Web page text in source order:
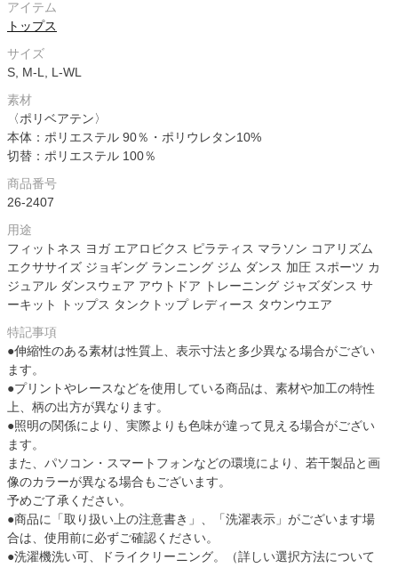
アイテム
トップス
サイズ
S, M-L, L-WL
素材
〈ポリベアテン〉
本体：ポリエステル 90％・ポリウレタン10%
切替：ポリエステル 100％
商品番号
26-2407
用途
フィットネス ヨガ エアロビクス ピラティス マラソン コアリズム
エクササイズ ジョギング ランニング ジム ダンス 加圧 スポーツ カ
ジュアル ダンスウェア アウトドア トレーニング ジャズダンス サ
ーキット トップス タンクトップ レディース タウンウエア
特記事項
●伸縮性のある素材は性質上、表示寸法と多少異なる場合がござい
ます。
●プリントやレースなどを使用している商品は、素材や加工の特性
上、柄の出方が異なります。
●照明の関係により、実際よりも色味が違って見える場合がござい
ます。
また、パソコン・スマートフォンなどの環境により、若干製品と画
像のカラーが異なる場合もございます。
予めご了承ください。
●商品に「取り扱い上の注意書き」、「洗濯表示」がございます場
合は、使用前に必ずご確認ください。
●洗濯機洗い可、ドライクリーニング。（詳しい選択方法について